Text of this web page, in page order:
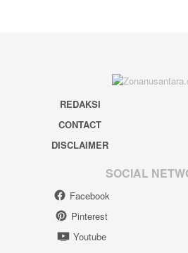
REDAKSI
CONTACT
DISCLAIMER
SOCIAL
Facebook
Pinterest
Youtube